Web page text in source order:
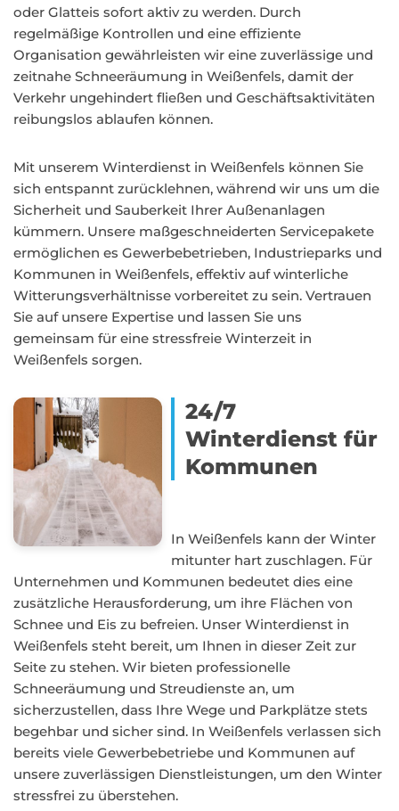
oder Glatteis sofort aktiv zu werden. Durch
regelmäßige Kontrollen und eine effiziente
Organisation gewährleisten wir eine zuverlässige und
zeitnahe Schneeräumung in Weißenfels, damit der
Verkehr ungehindert fließen und Geschäftsaktivitäten
reibungslos ablaufen können.
Mit unserem Winterdienst in Weißenfels können Sie
sich entspannt zurücklehnen, während wir uns um die
Sicherheit und Sauberkeit Ihrer Außenanlagen
kümmern. Unsere maßgeschneiderten Servicepakete
ermöglichen es Gewerbebetrieben, Industrieparks und
Kommunen in Weißenfels, effektiv auf winterliche
Witterungsverhältnisse vorbereitet zu sein. Vertrauen
Sie auf unsere Expertise und lassen Sie uns
gemeinsam für eine stressfreie Winterzeit in
Weißenfels sorgen.
24/7
Winterdienst für
Kommunen
In Weißenfels kann der Winter
mitunter hart zuschlagen. Für
Unternehmen und Kommunen bedeutet dies eine
zusätzliche Herausforderung, um ihre Flächen von
Schnee und Eis zu befreien. Unser Winterdienst in
Weißenfels steht bereit, um Ihnen in dieser Zeit zur
Seite zu stehen. Wir bieten professionelle
Schneeräumung und Streudienste an, um
sicherzustellen, dass Ihre Wege und Parkplätze stets
begehbar und sicher sind. In Weißenfels verlassen sich
bereits viele Gewerbebetriebe und Kommunen auf
unsere zuverlässigen Dienstleistungen, um den Winter
stressfrei zu überstehen.